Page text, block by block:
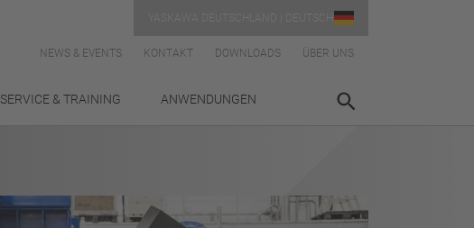
NEWS & EVENTS KONTAKT DOWNLOADS ÜBER UNS
SERVICE & TRAINING ANWENDUNGEN